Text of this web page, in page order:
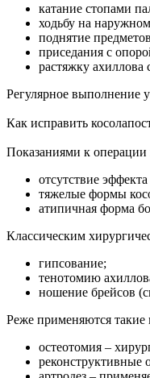
катание стопами
ходьбу на
поднятие
приседания с
растяжку
Регулярное выполнение
Как исправить
Показаниями к операции
отсутствие
тяжелые формы
атипичная форма
Классическим
гипсование;
тенотомию
ношение брейсов
Реже применяются такие
остеотомия –
реконструктивные